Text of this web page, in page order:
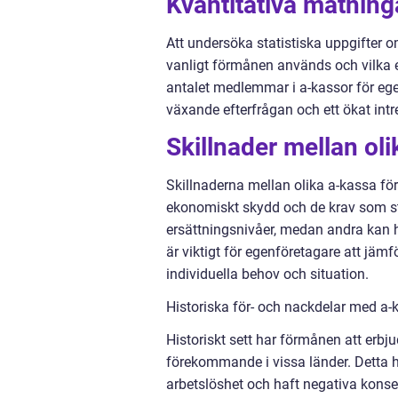
Att undersöka statistiska uppgifter
vanligt förmånen används och vilka
antalet medlemmar i a-kassor för
växande efterfrågan och ett ökat
Skillnader mellan
Skillnaderna mellan olika a-kassa
ekonomiskt skydd och de krav som
ersättningsnivåer, medan andra
är viktigt för egenföretagare att
individuella behov och situation.
Historiska för- och nackdelar med
Historiskt sett har förmånen att
förekommande i vissa länder. Detta
arbetslöshet och haft negativa